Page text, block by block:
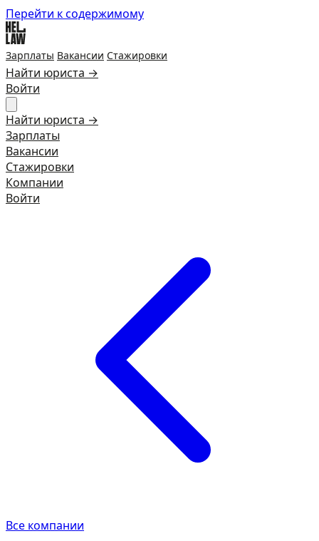
Перейти к содержимому
Зарплаты Вакансии Стажировки
Найти юриста →
Войти
Найти юриста →
Зарплаты
Вакансии
Стажировки
Компании
Войти
Все компании